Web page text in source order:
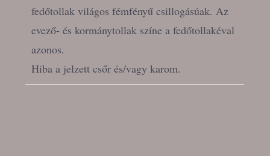
fedőtollak világos fémfényű csillogásúak. Az
evező- és kormánytollak színe a fedőtollakéval
azonos.
Hiba a jelzett csőr és/vagy karom.